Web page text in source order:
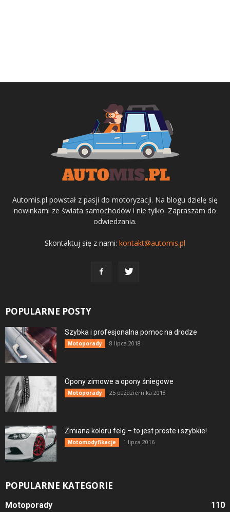
Automis.pl powstał z pasji do motoryzacji. Na blogu dzielę się
nowinkami ze świata samochodów i nie tylko. Zapraszam do
odwiedzania.
Skontaktuj się z nami: kontakt@automis.pl
POPULARNE POSTY
Szybka i profesjonalna pomoc na drodze
Motoporady 8 lipca 2018
Opony zimowe a opony śniegowe
Motoporady 25 października 2018
Zmiana koloru felg – to jest proste i szybkie!
Motomodyfikacje 1 lipca 2016
POPULARNE KATEGORIE
Motoporady 110